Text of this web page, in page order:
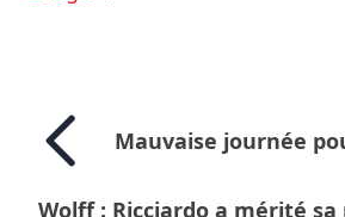
Mauvaise journée
Wolff : Ricciardo a mérité sa